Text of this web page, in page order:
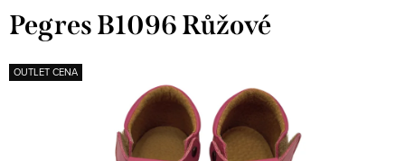
Pegres B1096 Růžové
OUTLET CENA